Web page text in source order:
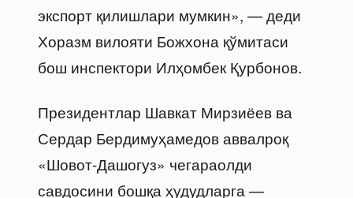
экспорт қилишлари мумкин», — деди
Хоразм вилояти Божхона қўмитаси
бош инспектори Илҳомбек Қурбонов.
Президентлар Шавкат Мирзиёев ва
Сердар Бердимуҳамедов аввалроқ
«Шовот-Дашогуз» чегараолди
савдосини бошқа ҳудудларга —